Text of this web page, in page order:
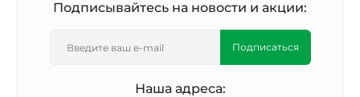
Подписывайтесь на новости и акции:
Подписаться
Наша адреса: